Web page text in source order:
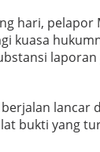
hari, pelapor
kuasa
laporan
lancar
bukti yang